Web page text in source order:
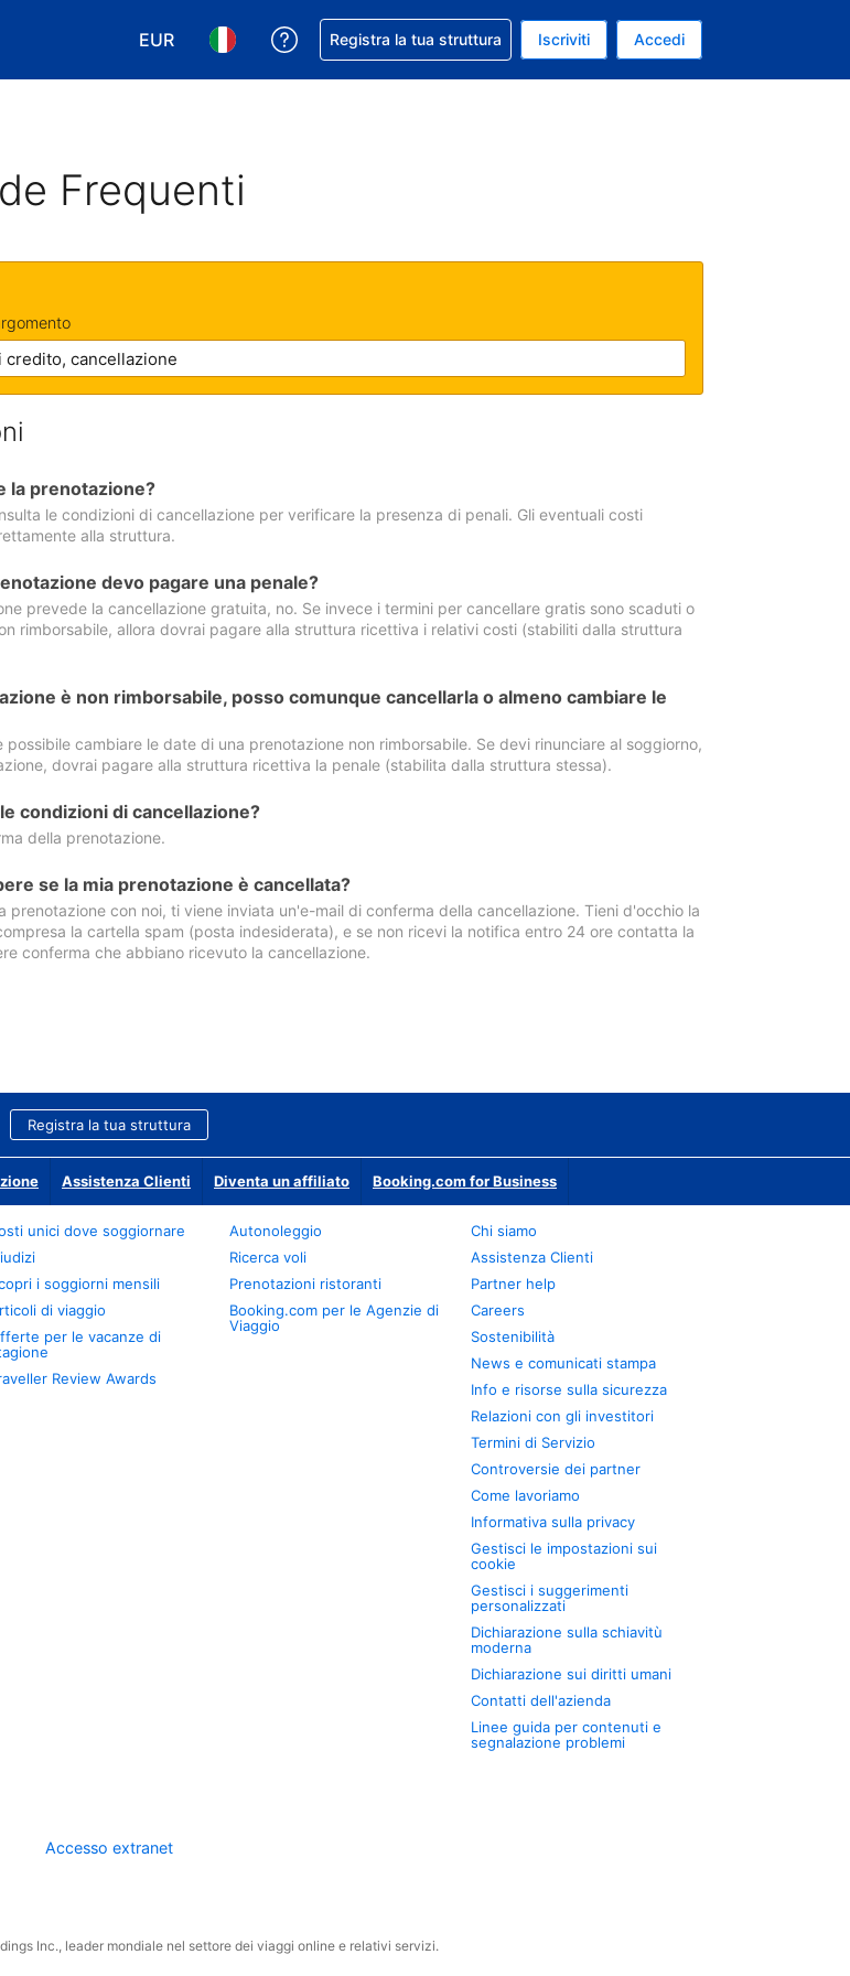
EUR
Scegli la tua valuta. Valuta attuale: Euro
Scegli la tua lingua. Lingua attuale: Italiano
Ricevi aiuto con la prenotazione
Registra la tua struttura Iscriviti Accedi
Frequenti
la prenotazione?
le condizioni di cancellazione per verificare la presenza di penali. Gli eventuali costi
alla struttura.
devo pagare una penale?
prevede la cancellazione gratuita, no. Se invece i termini per cancellare gratis sono scaduti o
rimborsabile, allora dovrai pagare alla struttura ricettiva i relativi costi (stabiliti dalla struttura
è non rimborsabile, posso comunque cancellarla o almeno cambiare le
possibile cambiare le date di una prenotazione non rimborsabile. Se devi rinunciare al soggiorno,
dovrai pagare alla struttura ricettiva la penale (stabilita dalla struttura stessa).
condizioni di cancellazione?
della prenotazione.
se la mia prenotazione è cancellata?
prenotazione con noi, ti viene inviata un'e-mail di conferma della cancellazione. Tieni d'occhio la
la cartella spam (posta indesiderata), e se non ricevi la notifica entro 24 ore contatta la
conferma che abbiano ricevuto la cancellazione.
Registra la tua struttura
Assistenza Clienti Diventa un affiliato Booking.com for Business
unici dove soggiornare
i soggiorni mensili
di viaggio
per le vacanze di
Review Awards
Autonoleggio
Ricerca voli
Prenotazioni ristoranti
Booking.com per le Agenzie di
Viaggio
Chi siamo
Assistenza Clienti
Partner help
Careers
Sostenibilità
News e comunicati stampa
Info e risorse sulla sicurezza
Relazioni con gli investitori
Termini di Servizio
Controversie dei partner
Come lavoriamo
Informativa sulla privacy
Gestisci le impostazioni sui
cookie
Gestisci i suggerimenti
personalizzati
Dichiarazione sulla schiavitù
moderna
Dichiarazione sui diritti umani
Contatti dell'azienda
Linee guida per contenuti e
segnalazione problemi
Accesso extranet
Inc., leader mondiale nel settore dei viaggi online e relativi servizi.